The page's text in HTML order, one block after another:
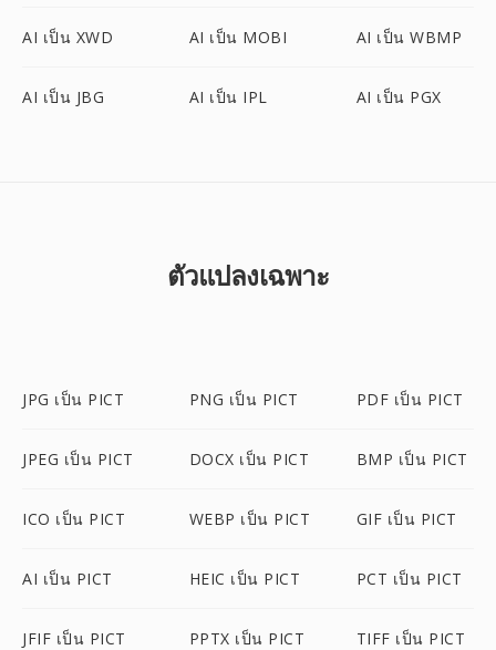
AI เป็น XWD AI เป็น MOBI AI เป็น WBMP
AI เป็น JBG AI เป็น IPL AI เป็น PGX
ตัวแปลงเฉพาะ
JPG เป็น PICT PNG เป็น PICT PDF เป็น PICT
JPEG เป็น PICT DOCX เป็น PICT BMP เป็น PICT
ICO เป็น PICT WEBP เป็น PICT GIF เป็น PICT
AI เป็น PICT HEIC เป็น PICT PCT เป็น PICT
JFIF เป็น PICT PPTX เป็น PICT TIFF เป็น PICT